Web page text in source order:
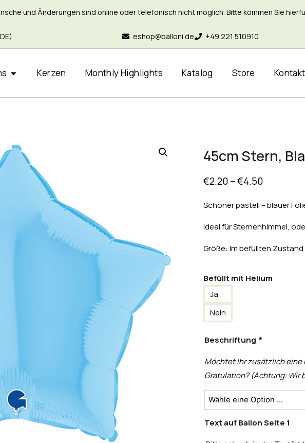
und Änderungen sind online oder telefonisch nicht möglich. Bitte kommen Sie
eshop@balloni.de +49 221 510910
Kerzen Monthly Highlights Katalog Store Kontakt
45cm Stern,
€2.20–€4.50
Schöner pastell – blauer
Ideal für Sternenhimmel,
Größe: Im befüllten
Befüllt mit Helium
Ja
Nein
Beschriftung *
Möchtet Ihr zusätzlich eine
Gratulation? (Achtung: Wir
Text auf Ballon Seite 1